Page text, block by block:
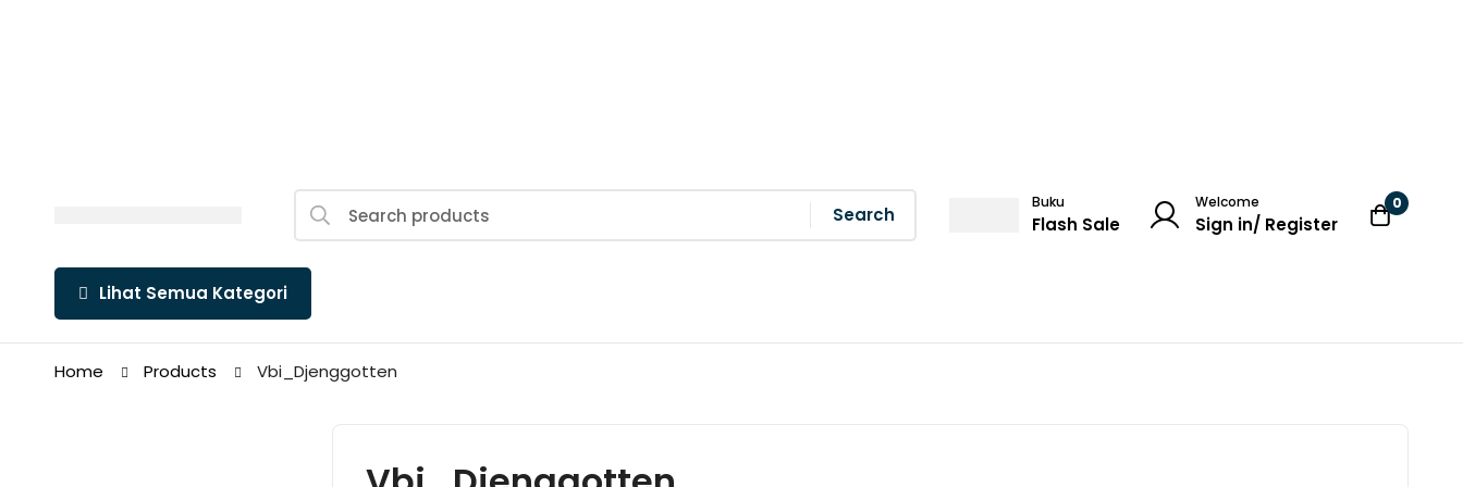
Search
for:
Search
Buku
Flash Sale
Welcome
Sign in/ Register
0
Lihat Semua Kategori
Home Products Vbi_Djenggotten